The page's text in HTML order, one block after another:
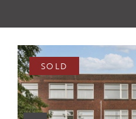
SOLD
Shortstay
Sold
Rented